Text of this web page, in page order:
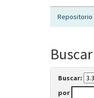
Repositorio
Buscar
Buscar:
por